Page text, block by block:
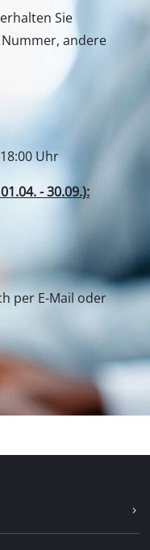
Sie
andere
Uhr
- 30.09.):
per E-Mail oder